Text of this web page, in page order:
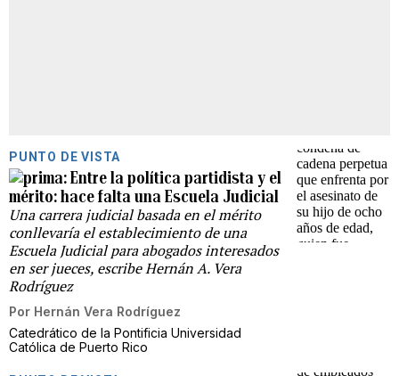
PUNTO DE VISTA
Entre la política partidista y el
mérito: hace falta una Escuela Judicial
Una carrera judicial basada en el mérito
conllevaría el establecimiento de una
Escuela Judicial para abogados interesados
en ser jueces, escribe Hernán A. Vera
Rodríguez
Por Hernán Vera Rodríguez
Catedrático de la Pontificia Universidad
Católica de Puerto Rico